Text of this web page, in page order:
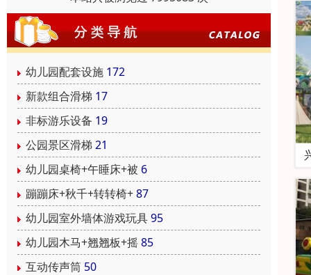
幼儿园配套设施 172
新款组合滑梯 17
非标游乐设备 19
公园景区滑梯 21
幼儿园桌椅+午睡床+被 6
蹦蹦床+秋千+转转椅+87
幼儿园室外墙体游戏玩具95
幼儿园木马+翘翘板+摇85
互动传声筒 50